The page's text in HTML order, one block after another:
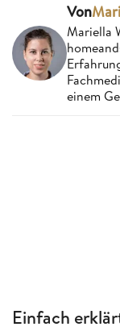
Von
Mariella
einem
Einfach